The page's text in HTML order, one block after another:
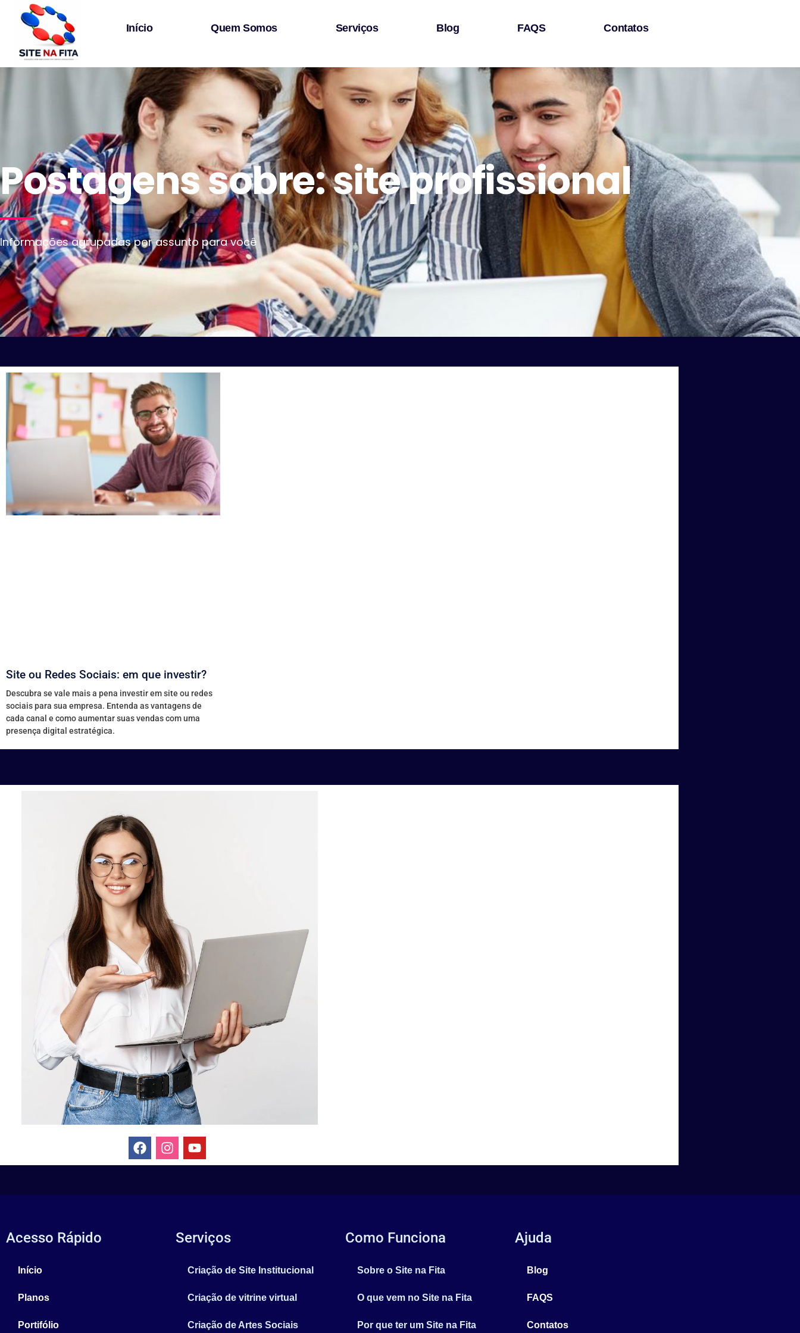
Início Quem Somos Serviços Blog FAQS Contatos
Postagens sobre: site profissional
Informações agrupadas por assunto para você
Site ou Redes Sociais: em que investir?
Descubra se vale mais a pena investir em site ou redes
sociais para sua empresa. Entenda as vantagens de
cada canal e como aumentar suas vendas com uma
presença digital estratégica.
Acesso Rápido
Início
Planos
Portifólio
Serviços
Criação de Site Institucional
Criação de vitrine virtual
Criação de Artes Sociais
Como Funciona
Sobre o Site na Fita
O que vem no Site na Fita
Por que ter um Site na Fita
Ajuda
Blog
FAQS
Contatos